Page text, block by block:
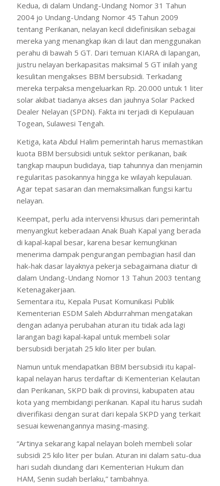
Kedua, di dalam Undang-Undang Nomor 31 Tahun
2004 jo Undang-Undang Nomor 45 Tahun 2009
tentang Perikanan, nelayan kecil didefinisikan sebagai
mereka yang menangkap ikan di laut dan menggunakan
perahu di bawah 5 GT. Dari temuan KIARA di lapangan,
justru nelayan berkapasitas maksimal 5 GT inilah yang
kesulitan mengakses BBM bersubsidi. Terkadang
mereka terpaksa mengeluarkan Rp. 20.000 untuk 1 liter
solar akibat tiadanya akses dan jauhnya Solar Packed
Dealer Nelayan (SPDN). Fakta ini terjadi di Kepulauan
Togean, Sulawesi Tengah.
Ketiga, kata Abdul Halim pemerintah harus memastikan
kuota BBM bersubsidi untuk sektor perikanan, baik
tangkap maupun budidaya, tiap tahunnya dan menjamin
regularitas pasokannya hingga ke wilayah kepulauan.
Agar tepat sasaran dan memaksimalkan fungsi kartu
nelayan.
Keempat, perlu ada intervensi khusus dari pemerintah
menyangkut keberadaan Anak Buah Kapal yang berada
di kapal-kapal besar, karena besar kemungkinan
menerima dampak pengurangan pembagian hasil dan
hak-hak dasar layaknya pekerja sebagaimana diatur di
dalam Undang-Undang Nomor 13 Tahun 2003 tentang
Ketenagakerjaan.
Sementara itu, Kepala Pusat Komunikasi Publik
Kementerian ESDM Saleh Abdurrahman mengatakan
dengan adanya perubahan aturan itu tidak ada lagi
larangan bagi kapal-kapal untuk membeli solar
bersubsidi berjatah 25 kilo liter per bulan.
Namun untuk mendapatkan BBM bersubsidi itu kapal-
kapal nelayan harus terdaftar di Kementerian Kelautan
dan Perikanan, SKPD baik di provinsi, kabupaten atau
kota yang membidangi perikanan. Kapal itu harus sudah
diverifikasi dengan surat dari kepala SKPD yang terkait
sesuai kewenangannya masing-masing.
“Artinya sekarang kapal nelayan boleh membeli solar
subsidi 25 kilo liter per bulan. Aturan ini dalam satu-dua
hari sudah diundang dari Kementerian Hukum dan
HAM, Senin sudah berlaku,” tambahnya.